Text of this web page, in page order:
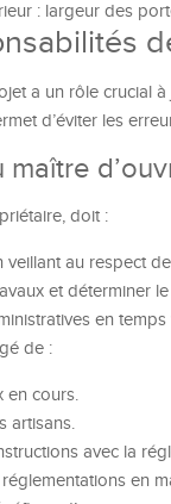
: largeur des
a un rôle crucial
d’éviter les
maître
doit :
veillant au respect
et déterminer
en temps
de :
en cours.
artisans.
avec la
en